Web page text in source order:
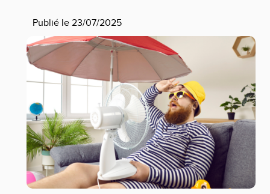
Publié le 23/07/2025